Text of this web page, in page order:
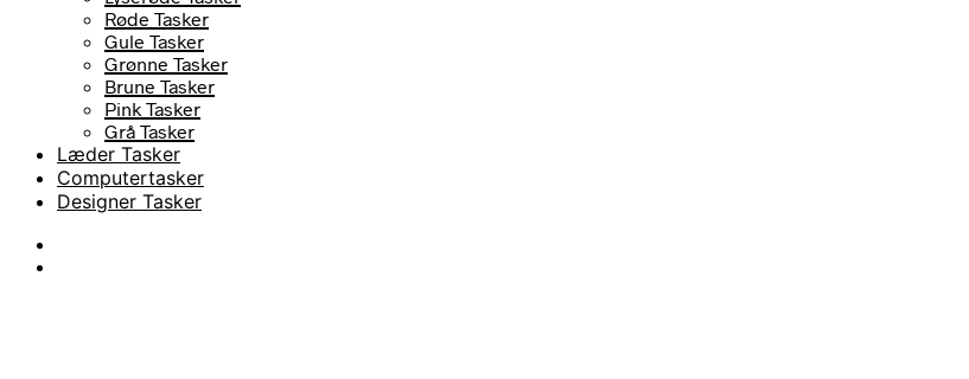
Røde Tasker
Gule Tasker
Grønne Tasker
Brune Tasker
Pink Tasker
Grå Tasker
Læder Tasker
Computertasker
Designer Tasker